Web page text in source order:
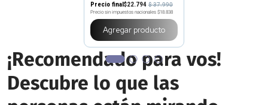
Precio final$22.794 $37.990
Precio sin impuestos nacionales $18.838
Agregar producto
¡Recomendado para vos!
Descubre lo que las